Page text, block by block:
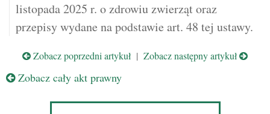
listopada 2025 r. o zdrowiu zwierząt oraz
przepisy wydane na podstawie art. 48 tej ustawy.
Zobacz poprzedni artykuł | Zobacz następny artykuł
Zobacz cały akt prawny